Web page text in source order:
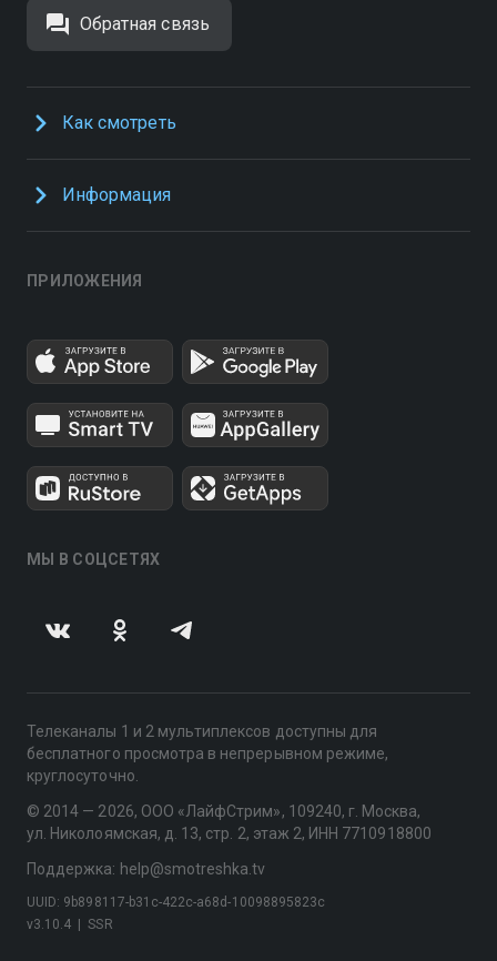
Обратная связь
Как смотреть
Информация
ПРИЛОЖЕНИЯ
МЫ В СОЦСЕТЯХ
Телеканалы 1 и 2 мультиплексов доступны для
бесплатного просмотра в непрерывном режиме,
круглосуточно.
© 2014 — 2026, ООО «ЛайфСтрим», 109240, г. Москва,
ул. Николоямская, д. 13, стр. 2, этаж 2, ИНН 7710918800
Поддержка: help@smotreshka.tv
v3.10.4 SSR
UUID: 9b898117-b31c-422c-a68d-10098895823c